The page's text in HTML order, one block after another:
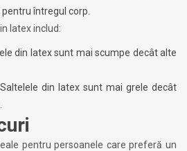
întregul corp.
latex includ:
din latex sunt mai scumpe decât alte
din latex sunt mai grele decât
pentru persoanele care preferă un